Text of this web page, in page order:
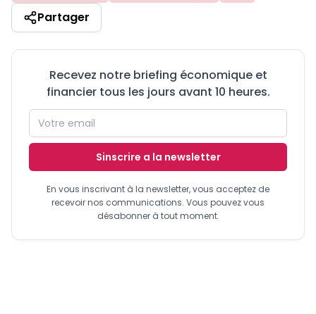
Partager
Recevez notre briefing économique et
financier tous les jours avant 10 heures.
Sinscrire a la newsletter
En vous inscrivant à la newsletter, vous acceptez de
recevoir nos communications. Vous pouvez vous
désabonner à tout moment.